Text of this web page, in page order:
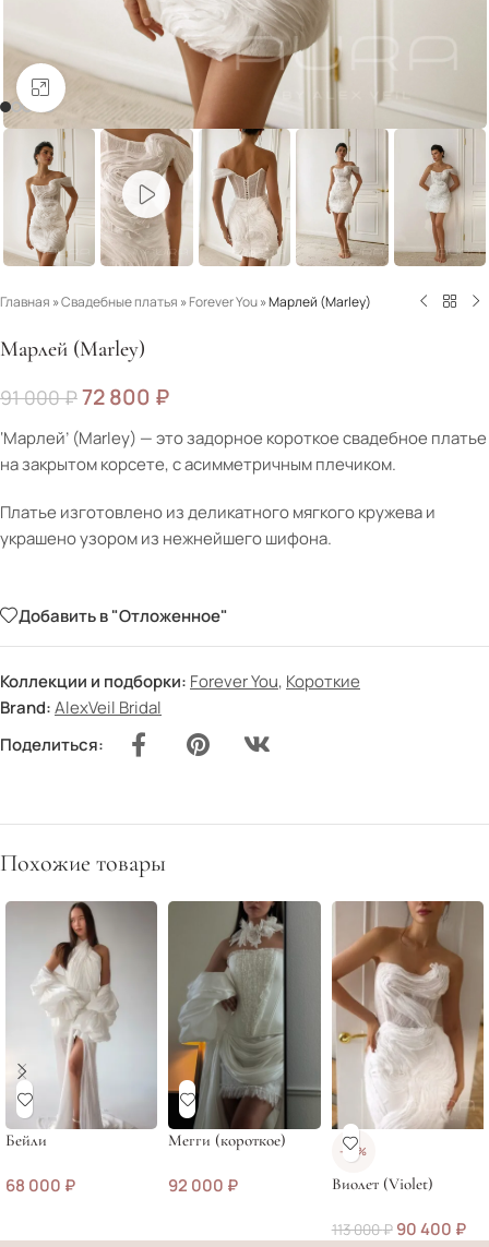
Увеличить
Главная »Свадебные платья »Forever You»Марлей (Marley)
Марлей (Marley)
91 000₽72 800 ₽
‘Марлей’ (Marley) — это задорное короткое свадебное платье
на закрытом корсете, с асимметричным плечиком.
Платье изготовлено из деликатного мягкого кружева и
украшено узором из нежнейшего шифона.
Добавить в "Отложенное"
Коллекции и подборки: Forever You, Короткие
Brand:AlexVeil Bridal
Поделиться:
Похожие товары
Бейли
68 000 ₽
Мегги (короткое)
92 000 ₽
-20%
Виолет (Violet)
113 000₽ 90 400 ₽